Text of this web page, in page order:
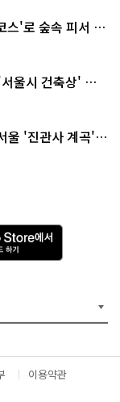
스'로 숲속 피서 떠
울시 건축상' 수
울 '진관사 계곡'이
A
p
p
e
서
다
운
이용약관